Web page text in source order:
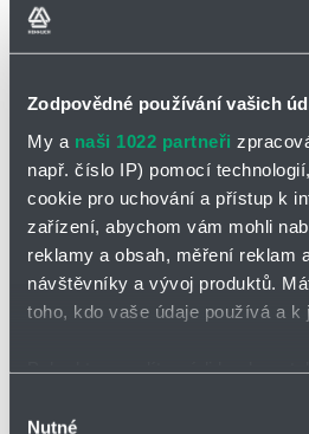
Zodpovědné používání vašich
My a naši 1022 partneři
např. číslo IP) pomocí
cookie pro uchování a přístup k
zařízení, abychom vám mohli
reklamy a obsah, měření reklam
návštěvníky a vývoj produktů.
toho, kdo vaše údaje používá a k
které mohou být přesné na
Nutné
Koncovky